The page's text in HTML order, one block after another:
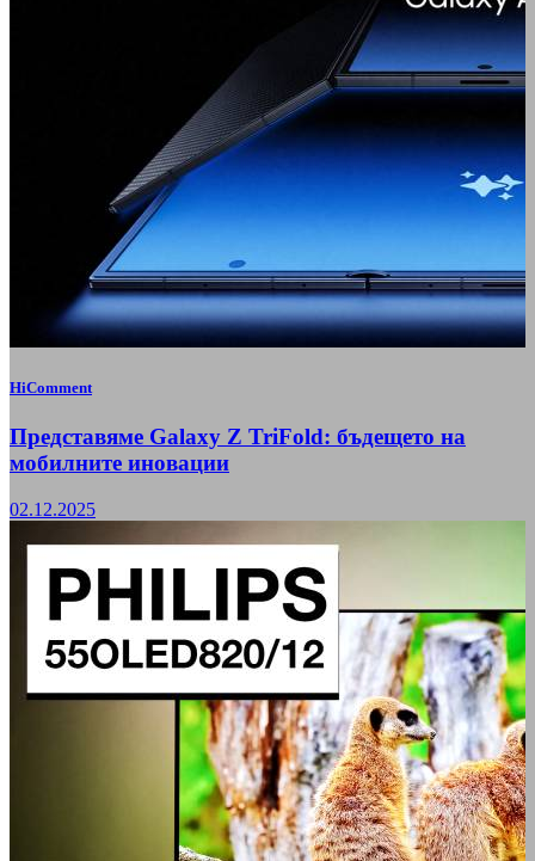
HiComment
Представяме Galaxy Z TriFold: бъдещето на
мобилните иновации
02.12.2025